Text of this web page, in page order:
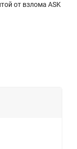
от взлома ASK